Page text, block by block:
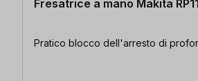
Fresatrice a mano Makita
Pratico blocco dell'arresto di